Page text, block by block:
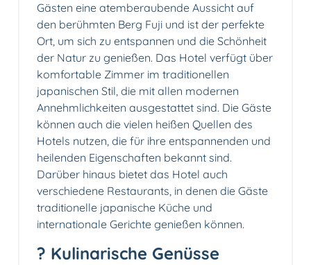
Gästen eine atemberaubende Aussicht auf
den berühmten Berg Fuji und ist der perfekte
Ort, um sich zu entspannen und die Schönheit
der Natur zu genießen. Das Hotel verfügt über
komfortable Zimmer im traditionellen
japanischen Stil, die mit allen modernen
Annehmlichkeiten ausgestattet sind. Die Gäste
können auch die vielen heißen Quellen des
Hotels nutzen, die für ihre entspannenden und
heilenden Eigenschaften bekannt sind.
Darüber hinaus bietet das Hotel auch
verschiedene Restaurants, in denen die Gäste
traditionelle japanische Küche und
internationale Gerichte genießen können.
?️ Kulinarische Genüsse